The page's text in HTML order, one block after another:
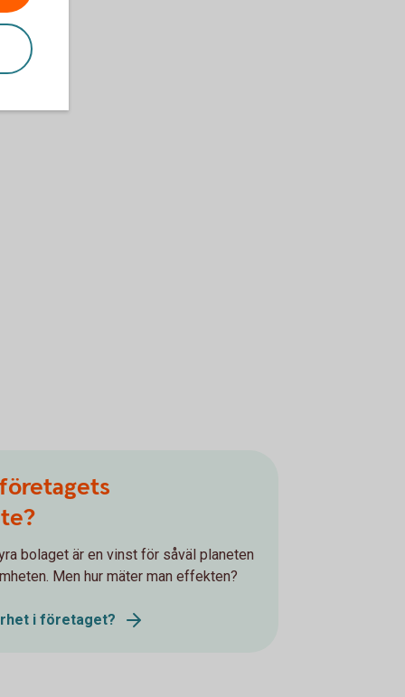
bolaget är en vinst för såväl planeten
Men hur mäter man effekten?
i företaget?